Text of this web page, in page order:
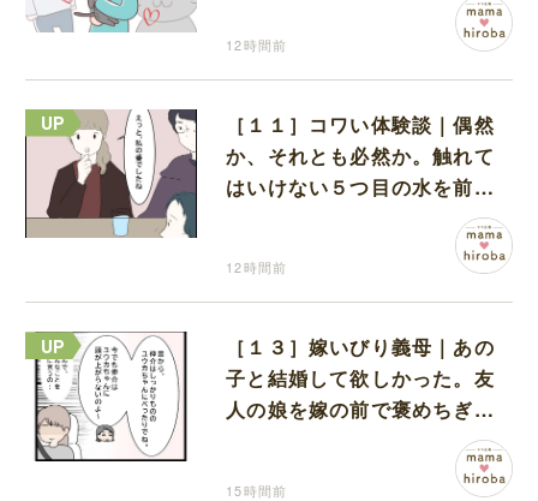
12時間前
［１１］コワい体験談｜偶然
か、それとも必然か。触れて
はいけない５つ目の水を前に
12時間前
［１３］嫁いびり義母｜あの
子と結婚して欲しかった。友
人の娘を嫁の前で褒めちぎる
15時間前